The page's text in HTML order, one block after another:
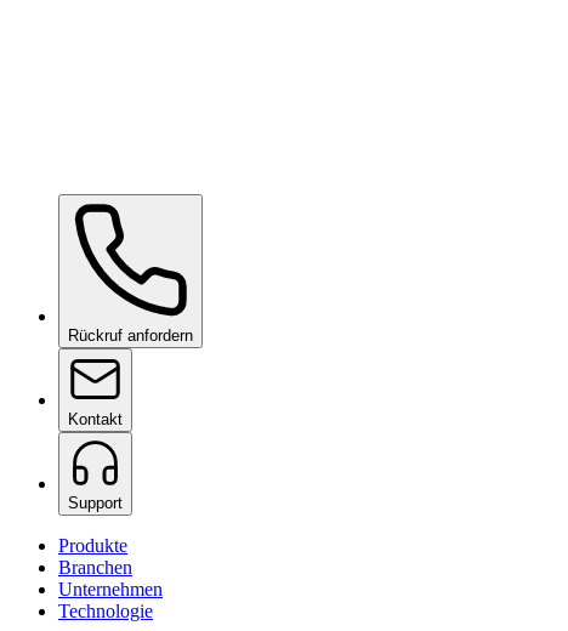
Ceramic Pro PPFauf Anfrage
Rückruf anfordern
Kontakt
Support
Produkte
Branchen
Unternehmen
Technologie